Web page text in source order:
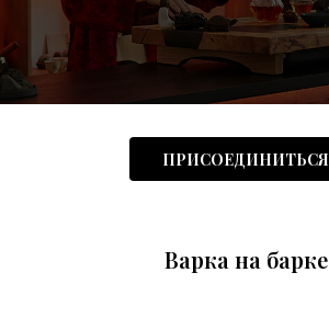
ПРИСОЕДИНИТЬСЯ
Варка на барке